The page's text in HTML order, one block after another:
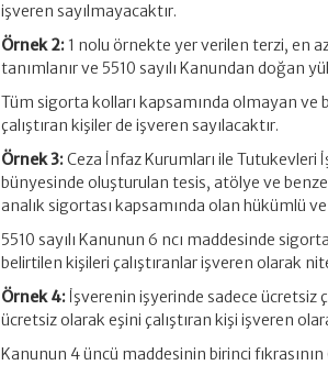
işveren sayılmayacaktır.
Örnek 2: 1 nolu örnekte yer verilen terzi, en
tanımlanır ve 5510 sayılı Kanundan doğan
Tüm sigorta kolları kapsamında olmayan ve
çalıştıran kişiler de işveren sayılacaktır.
Örnek 3:Ceza İnfaz Kurumları ile Tutukevleri
bünyesinde oluşturulan tesis, atölye ve
analık sigortası kapsamında olan hükümlü
5510 sayılı Kanunun 6 ncı maddesinde
belirtilen kişileri çalıştıranlar işveren olarak
Örnek 4: İşverenin işyerinde sadece ücretsiz
ücretsiz olarak eşini çalıştıran kişi işveren
Kanunun 4 üncü maddesinin birinci